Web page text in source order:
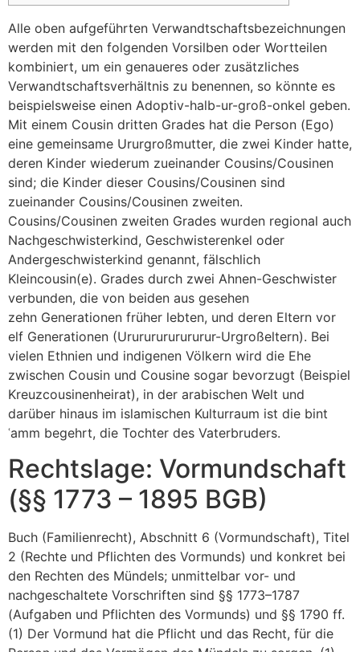
Alle oben aufgeführten Verwandtschaftsbezeichnungen
werden mit den folgenden Vorsilben oder Wortteilen
kombiniert, um ein genaueres oder zusätzliches
Verwandtschaftsverhältnis zu benennen, so könnte es
beispielsweise einen Adoptiv-halb-ur-groß-onkel geben.
Mit einem Cousin dritten Grades hat die Person (Ego)
eine gemeinsame Ururgroßmutter, die zwei Kinder hatte,
deren Kinder wiederum zueinander Cousins/Cousinen
sind; die Kinder dieser Cousins/Cousinen sind
zueinander Cousins/Cousinen zweiten.
Cousins/Cousinen zweiten Grades wurden regional auch
Nachgeschwisterkind, Geschwisterenkel oder
Andergeschwisterkind genannt, fälschlich
Kleincousin(e). Grades durch zwei Ahnen-Geschwister
verbunden, die von beiden aus gesehen
zehn Generationen früher lebten, und deren Eltern vor
elf Generationen (Urururururururur-Urgroßeltern). Bei
vielen Ethnien und indigenen Völkern wird die Ehe
zwischen Cousin und Cousine sogar bevorzugt (Beispiel
Kreuzcousinenheirat), in der arabischen Welt und
darüber hinaus im islamischen Kulturraum ist die bint
ʿamm begehrt, die Tochter des Vaterbruders.
Rechtslage: Vormundschaft
(§§ 1773 – 1895 BGB)
Buch (Familienrecht), Abschnitt 6 (Vormundschaft), Titel
2 (Rechte und Pflichten des Vormunds) und konkret bei
den Rechten des Mündels; unmittelbar vor- und
nachgeschaltete Vorschriften sind §§ 1773–1787
(Aufgaben und Pflichten des Vormunds) und §§ 1790 ff.
(1) Der Vormund hat die Pflicht und das Recht, für die